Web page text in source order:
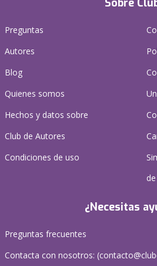
Sobre
Preguntas
Autores
Blog
Quienes somos
Hechos y datos sobre
Club de Autores
Condiciones de uso
¿Necesitas
Preguntas frecuentes
Contacta con nosotros: (